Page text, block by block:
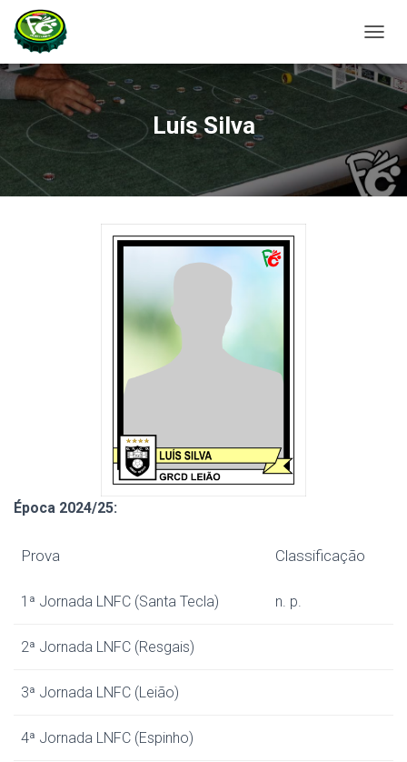
L
T
R
A
R
A
Luís Silva
Época 2024/25:
Prova Classificação
1ª Jornada LNFC (Santa Tecla) n. p.
2ª Jornada LNFC (Resgais)
3ª Jornada LNFC (Leião)
4ª Jornada LNFC (Espinho)